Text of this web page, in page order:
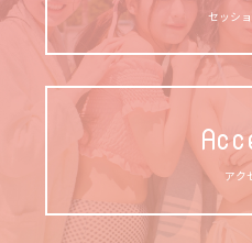
セッシ
アク